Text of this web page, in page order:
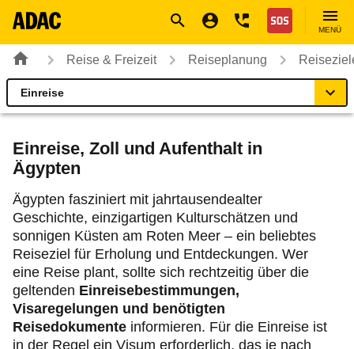
Nothilfe
MENÜ
Reise & Freizeit Reiseplanung
Ägypten
Einreise
Beste Reisezeit
Einreise
Fahrzeug
Gut zu wissen
Einreise, Zoll und Aufenthalt in
Ägypten
Ägypten fasziniert mit jahrtausendealter
Geschichte, einzigartigen Kulturschätzen und
sonnigen Küsten am Roten Meer – ein beliebtes
Reiseziel für Erholung und Entdeckungen. Wer
eine Reise plant, sollte sich rechtzeitig über die
geltenden Einreisebestimmungen,
Visaregelungen und benötigten
Reisedokumente informieren. Für die Einreise ist
in der Regel ein Visum erforderlich, das je nach